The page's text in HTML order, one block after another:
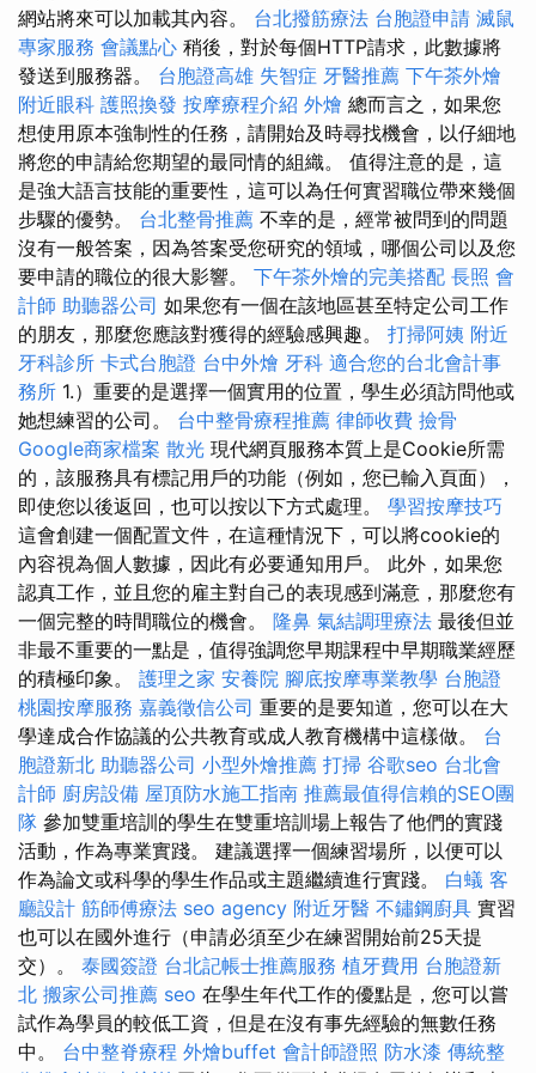
網站將來可以加載其內容。 台北撥筋療法 台胞證申請 滅鼠
專家服務 會議點心 稍後，對於每個HTTP請求，此數據將
發送到服務器。 台胞證高雄 失智症 牙醫推薦 下午茶外燴
附近眼科 護照換發 按摩療程介紹 外燴 總而言之，如果您
想使用原本強制性的任務，請開始及時尋找機會，以仔細地
將您的申請給您期望的最同情的組織。 值得注意的是，這
是強大語言技能的重要性，這可以為任何實習職位帶來幾個
步驟的優勢。 台北整骨推薦 不幸的是，經常被問到的問題
沒有一般答案，因為答案受您研究的領域，哪個公司以及您
要申請的職位的很大影響。 下午茶外燴的完美搭配 長照 會
計師 助聽器公司 如果您有一個在該地區甚至特定公司工作
的朋友，那麼您應該對獲得的經驗感興趣。 打掃阿姨 附近
牙科診所 卡式台胞證 台中外燴 牙科 適合您的台北會計事
務所 1.）重要的是選擇一個實用的位置，學生必須訪問他或
她想練習的公司。 台中整骨療程推薦 律師收費 撿骨
Google商家檔案 散光 現代網頁服務本質上是Cookie所需
的，該服務具有標記用戶的功能（例如，您已輸入頁面），
即使您以後返回，也可以按以下方式處理。 學習按摩技巧
這會創建一個配置文件，在這種情況下，可以將cookie的
內容視為個人數據，因此有必要通知用戶。 此外，如果您
認真工作，並且您的雇主對自己的表現感到滿意，那麼您有
一個完整的時間職位的機會。 隆鼻 氣結調理療法 最後但並
非最不重要的一點是，值得強調您早期課程中早期職業經歷
的積極印象。 護理之家 安養院 腳底按摩專業教學 台胞證
桃園按摩服務 嘉義徵信公司 重要的是要知道，您可以在大
學達成合作協議的公共教育或成人教育機構中這樣做。 台
胞證新北 助聽器公司 小型外燴推薦 打掃 谷歌seo 台北會
計師 廚房設備 屋頂防水施工指南 推薦最值得信賴的SEO團
隊 參加雙重培訓的學生在雙重培訓場上報告了他們的實踐
活動，作為專業實踐。 建議選擇一個練習場所，以便可以
作為論文或科學的學生作品或主題繼續進行實踐。 白蟻 客
廳設計 筋師傅療法 seo agency 附近牙醫 不鏽鋼廚具 實習
也可以在國外進行（申請必須至少在練習開始前25天提
交）。 泰國簽證 台北記帳士推薦服務 植牙費用 台胞證新
北 搬家公司推薦 seo 在學生年代工作的優點是，您可以嘗
試作為學員的較低工資，但是在沒有事先經驗的無數任務
中。 台中整脊療程 外燴buffet 會計師證照 防水漆 傳統整